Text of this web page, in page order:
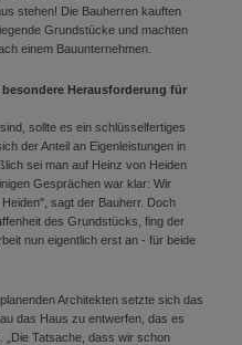
stehen! Die Bauherren kauften
Grundstücke und machten
einem Bauunternehmen.
besondere Herausforderung für
sollte es ein schlüsselfertiges
der Anteil an Eigenleistungen in
sei man auf Heinz von Heiden
Gesprächen war klar: Wir
sagt der Bauherr. Doch
des Grundstücks, fing der
nun eigentlich erst an - für beide
Architekten setzte sich das
das Haus zu entwerfen, das es
„Die Tatsache, dass wir schon